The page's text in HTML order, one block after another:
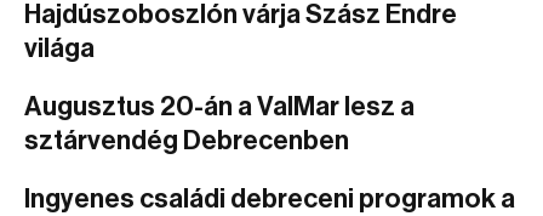
Hajdúszoboszlón várja Szász Endre
világa
Augusztus 20-án a ValMar lesz a
sztárvendég Debrecenben
Ingyenes családi debreceni programok a